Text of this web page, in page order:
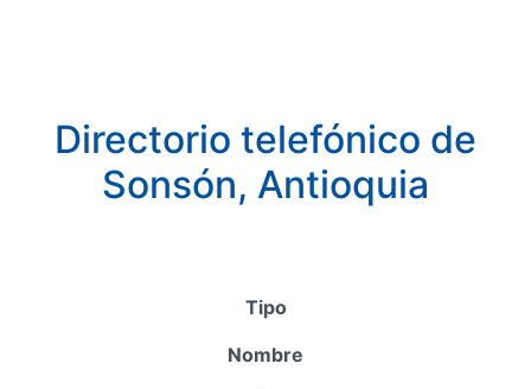
Directorio telefónico de
Sonsón, Antioquia
Tipo
Nombre